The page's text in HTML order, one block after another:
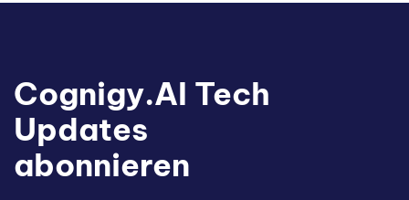
Cognigy.AI Tech
Updates
abonnieren